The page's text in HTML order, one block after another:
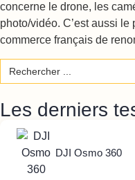
concerne le drone, les
photo/vidéo. C’est aussi le
commerce français de
Search
for:
Les derniers
DJI Osmo 360